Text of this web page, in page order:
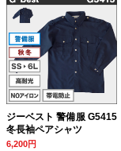
ジーベスト 警備服 G5415
冬長袖ペアシャツ
6,200円